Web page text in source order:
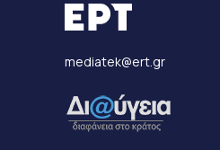
mediatek@ert.gr